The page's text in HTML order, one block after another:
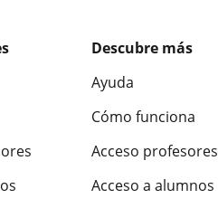
Descubre más
Ayuda
Cómo funciona
Acceso profesores
Acceso a alumnos